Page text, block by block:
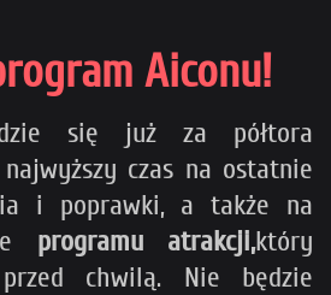
Aiconu!
się
już za półtora
czas na ostatnie
i poprawki, a także na
programu atrakcji,który
chwilą. Nie będzie